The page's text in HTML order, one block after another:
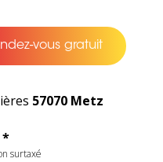
vous gratuit
57070 Metz
*
surtaxé